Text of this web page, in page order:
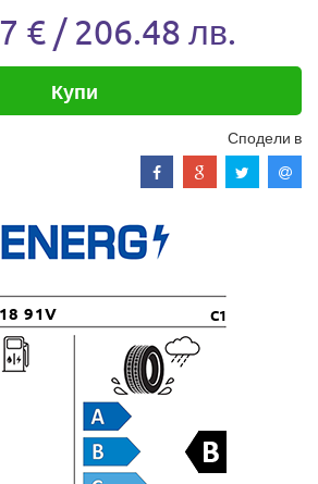
€ / 206.48 лв.
Купи
Сподели в
91V C1